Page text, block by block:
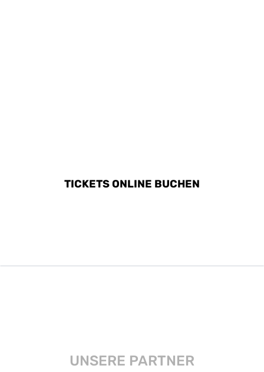
TICKETS ONLINE BUCHEN
UNSERE PARTNER